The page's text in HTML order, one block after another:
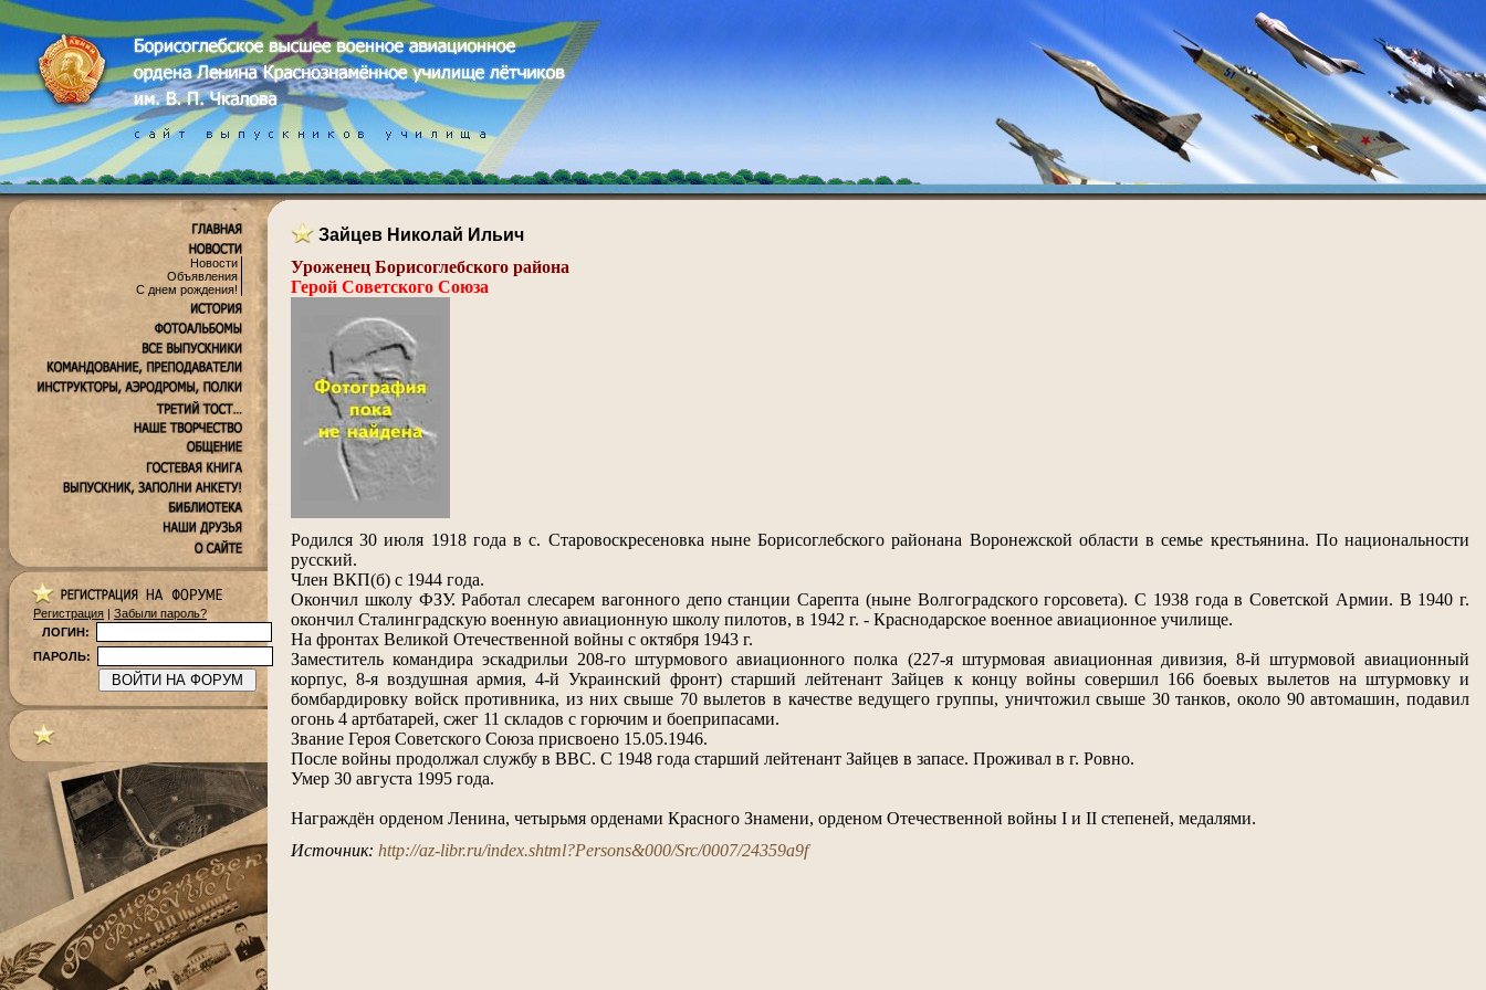
Новости
Объявления
С днем рождения!
Регистрация | Забыли пароль?
ЛОГИН:
ПАРОЛЬ:
Зайцев Николай Ильич
Уроженец Борисоглебского района
Герой Советского Союза
Родился 30 июля 1918 года в с. Старовоскресеновка ныне Борисоглебского районана Воронежской области в семье крестьянина. По национальности
русский.
Член ВКП(б) с 1944 года.
Окончил школу ФЗУ. Работал слесарем вагонного депо станции Сарепта (ныне Волгоградского горсовета). С 1938 года в Советской Армии. В 1940 г.
окончил Сталинградскую военную авиационную школу пилотов, в 1942 г. - Краснодарское военное авиационное училище.
На фронтах Великой Отечественной войны с октября 1943 г.
Заместитель командира эскадрильи 208-го штурмового авиационного полка (227-я штурмовая авиационная дивизия, 8-й штурмовой авиационный
корпус, 8-я воздушная армия, 4-й Украинский фронт) старший лейтенант Зайцев к концу войны совершил 166 боевых вылетов на штурмовку и
бомбардировку войск противника, из них свыше 70 вылетов в качестве ведущего группы, уничтожил свыше 30 танков, около 90 автомашин, подавил
огонь 4 артбатарей, сжег 11 складов с горючим и боеприпасами.
Звание Героя Советского Союза присвоено 15.05.1946.
После войны продолжал службу в ВВС. С 1948 года старший лейтенант Зайцев в запасе. Проживал в г. Ровно.
Умер 30 августа 1995 года.
Награждён орденом Ленина, четырьмя орденами Красного Знамени, орденом Отечественной войны I и II степеней, медалями.
Источник: http://az-libr.ru/index.shtml?Persons&000/Src/0007/24359a9f